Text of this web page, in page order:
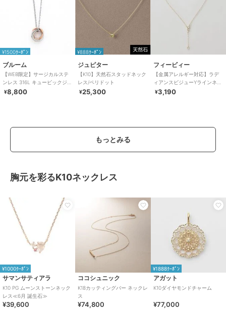
¥1500ｸｰﾎﾟﾝ
ブルーム
【WEB限定】サージカルステ
ンレス 316L キュービックジル
コニア ペアネックレス（レデ
¥8,800
¥888ｸｰﾎﾟﾝ
ジュピター
【K10】天然石スタッドネック
レス/ペリドット
¥25,300
フィービィー
【金属アレルギー対応】ラデ
ィアンスビジューYラインネッ
クレス ゴールド
¥3,190
もっとみる
胸元を彩るK10ネックレス
¥1000ｸｰﾎﾟﾝ
サマンサティアラ
K10 PG ムーンストーンネック
レス≪6月 誕生石≫
¥39,600
ココシュニック
K18カッティングバー ネックレ
ス
¥74,800
¥1888ｸｰﾎﾟﾝ
アガット
K10ダイヤモンドチャーム
¥77,000